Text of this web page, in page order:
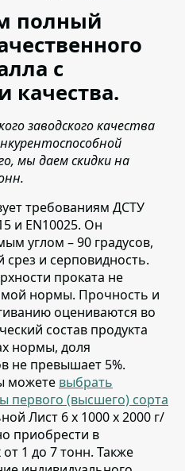
полный
с
качества.
заводского качества
мы даем скидки на
требованиям ДСТУ
и EN10025. Он
углом – 90 градусов,
срез и серповидность.
проката не
нормы. Прочность и
оцениваются во
состав продукта
нормы, доля
не превышает 5%.
можете выбрать
первого (высшего) сорта
Лист 6 х 1000 х 2000 г/
приобрести в
1 до 7 тонн. Также